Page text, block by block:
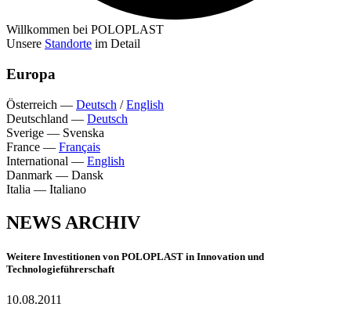
Willkommen bei POLOPLAST
Unsere Standorte im Detail
Europa
Österreich — Deutsch /English
Deutschland — Deutsch
Sverige — Svenska
France — Français
International — English
Danmark — Dansk
Italia — Italiano
NEWS ARCHIV
Weitere Investitionen von POLOPLAST in Innovation und
Technologieführerschaft
10.08.2011